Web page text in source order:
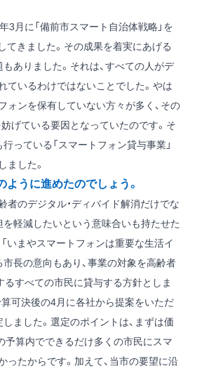
3月に「備前市スマート自治体戦略」を
てきました。その成果を着実にあげる
ありました。それは、すべての人がデ
ているわけではないことでした。やは
ォンを保有していない方々が多く、その
げている要因となっていたのです。そ
っている「スマートフォン貸与事業」
ました。
うに進めたのでしょう。
のデジタル・ディバイド解消だけでな
を軽減したいという意味合いも持たせた
いまやスマートフォンは重要な生活イ
市長の意向もあり、事業の対象を高齢者
るすべての市民に貸与する方針としま
可決後の4月に各社から提案をいただ
しました。選定のポイントは、まずは価
予算内でできるだけ多くの市民にスマ
ったからです。加えて、当市の要望に沿